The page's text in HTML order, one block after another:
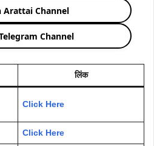
Arattai Channel
Channel
लिंक
Click Here
Click Here